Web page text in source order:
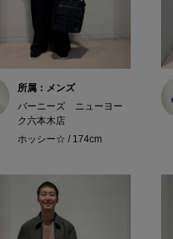
所属：メンズ
バーニーズ ニューヨー
ク六本木店
ホッシー☆ / 174cm